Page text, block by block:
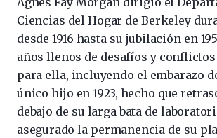
Ciencias del Hogar de Berkeley
desde 1916 hasta su jubilación en
años llenos de desafíos y
para ella, incluyendo el embarazo
único hijo en 1923, hecho que
debajo de su larga bata de
asegurado la permanencia de su